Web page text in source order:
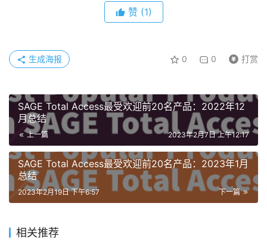
赞 (1)
0 0 打赏
生成海报
SAGE Total Access最受欢迎前20名产品：2022年12
月总结
上一篇 2023年2月7日 上午12:17
SAGE Total Access最受欢迎前20名产品：2023年1月
总结
下一篇
2023年2月19日 下午6:57
相关推荐